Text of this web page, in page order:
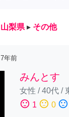
山梨県 ▸ その他
7年前
みんとす
女性 /40代/
sentiment_satisfied 1 sentiment_neutral 0 sentiment_dissatisfied